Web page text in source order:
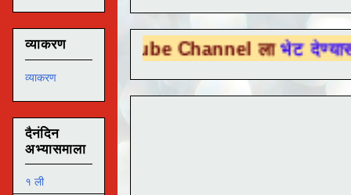
Tube Channel लाभेट देण्यासाठी येथे
व्याकरण
व्याकरण
दैनंदिन
अभ्यासमाला
१ ली